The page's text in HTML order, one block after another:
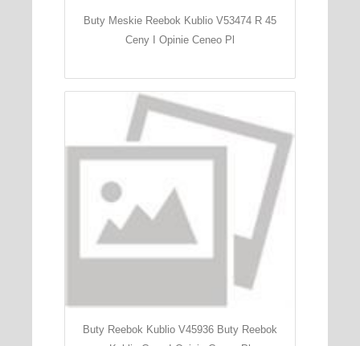
Buty Meskie Reebok Kublio V53474 R 45
Ceny I Opinie Ceneo Pl
Buty Reebok Kublio V45936 Buty Reebok